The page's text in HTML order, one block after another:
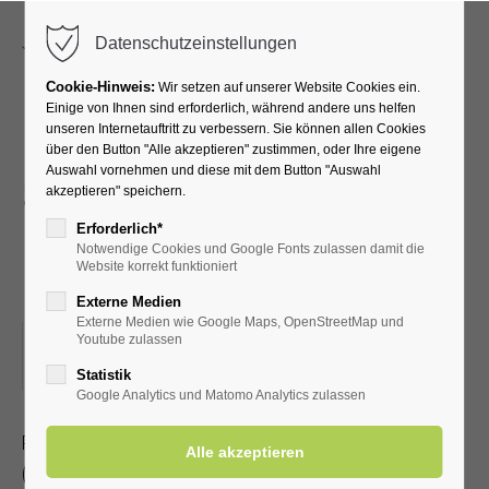
Radwanderung mit dem
SGV - Ins Paderborner
Land - zwischendurch
Einkehr
08.06.2024, 13:30–18:00
ORT: TREFFPUNKT MARKTPLATZ IN ERWITTE
Radwanderung mit dem Sauerländischen Gebirgsverein
(Streckenlänge 35-50 km)
Datenschutzeinstellungen
Cookie-Hinweis: Wir setzen auf unserer Website Cookies ein.
Einige von Ihnen sind erforderlich, während andere uns helfen
unseren Internetauftritt zu verbessern. Sie können allen Cookies
über den Button "Alle akzeptieren" zustimmen, oder Ihre eigene
Auswahl vornehmen und diese mit dem Button "Auswahl
akzeptieren" speichern.
Erforderlich*
Notwendige Cookies und Google Fonts zulassen damit die
Website korrekt funktioniert
Externe Medien
Externe Medien wie Google Maps, OpenStreetMap und
Youtube zulassen
Statistik
Google Analytics und Matomo Analytics zulassen